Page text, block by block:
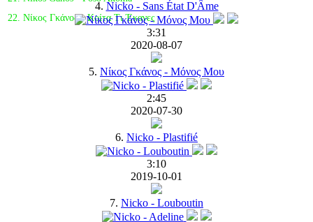
22. Νίκος Γκάνος - Κοίτα Τι Έκανες
4. Nicko - Sans État D'Âme
3:31
2020-08-07
5. Νίκος Γκάνος - Μόνος Μου
2:45
2020-07-30
6. Nicko - Plastifié
3:10
2019-10-01
7. Nicko - Louboutin